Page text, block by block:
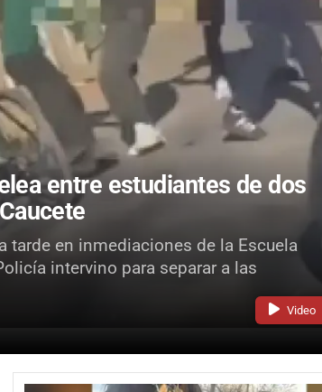
Video
entre estudiantes de dos
tarde en inmediaciones de la Escuela
intervino para separar a las